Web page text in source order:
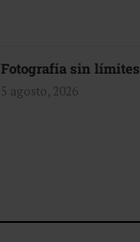
Fotografía sin límites
5 agosto, 2026